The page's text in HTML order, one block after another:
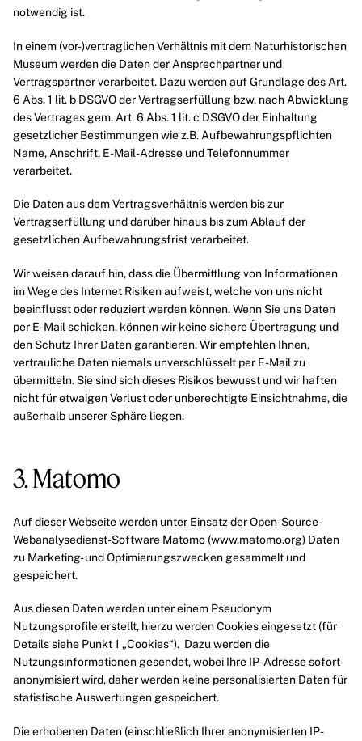
notwendig ist.
In einem (vor-)vertraglichen Verhältnis mit dem Naturhistorischen
Museum werden die Daten der Ansprechpartner und
Vertragspartner verarbeitet. Dazu werden auf Grundlage des Art.
6 Abs. 1 lit. b DSGVO der Vertragserfüllung bzw. nach Abwicklung
des Vertrages gem. Art. 6 Abs. 1 lit. c DSGVO der Einhaltung
gesetzlicher Bestimmungen wie z.B. Aufbewahrungspflichten
Name, Anschrift, E-Mail-Adresse und Telefonnummer
verarbeitet.
Die Daten aus dem Vertragsverhältnis werden bis zur
Vertragserfüllung und darüber hinaus bis zum Ablauf der
gesetzlichen Aufbewahrungsfrist verarbeitet.
Wir weisen darauf hin, dass die Übermittlung von Informationen
im Wege des Internet Risiken aufweist, welche von uns nicht
beeinflusst oder reduziert werden können. Wenn Sie uns Daten
per E-Mail schicken, können wir keine sichere Übertragung und
den Schutz Ihrer Daten garantieren. Wir empfehlen Ihnen,
vertrauliche Daten niemals unverschlüsselt per E-Mail zu
übermitteln. Sie sind sich dieses Risikos bewusst und wir haften
nicht für etwaigen Verlust oder unberechtigte Einsichtnahme, die
außerhalb unserer Sphäre liegen.
3. Matomo
Auf dieser Webseite werden unter Einsatz der Open-Source-
Webanalysedienst-Software Matomo (www.matomo.org) Daten
zu Marketing- und Optimierungszwecken gesammelt und
gespeichert.
Aus diesen Daten werden unter einem Pseudonym
Nutzungsprofile erstellt, hierzu werden Cookies eingesetzt (für
Details siehe Punkt 1 „Cookies“). Dazu werden die
Nutzungsinformationen gesendet, wobei Ihre IP-Adresse sofort
anonymisiert wird, daher werden keine personalisierten Daten für
statistische Auswertungen gespeichert.
Die erhobenen Daten (einschließlich Ihrer anonymisierten IP-